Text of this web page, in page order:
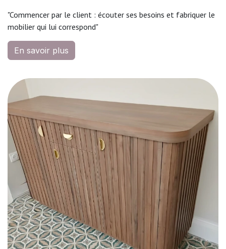
"Commencer par le client : écouter ses besoins et fabriquer le
mobilier qui lui correspond"
En savoir plus